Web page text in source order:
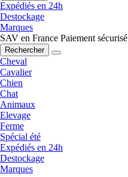
Expédiés en 24h
Destockage
Marques
SAV en France Paiement sécurisé
Rechercher
Cheval
Cavalier
Chien
Chat
Animaux
Elevage
Ferme
Spécial été
Expédiés en 24h
Destockage
Marques